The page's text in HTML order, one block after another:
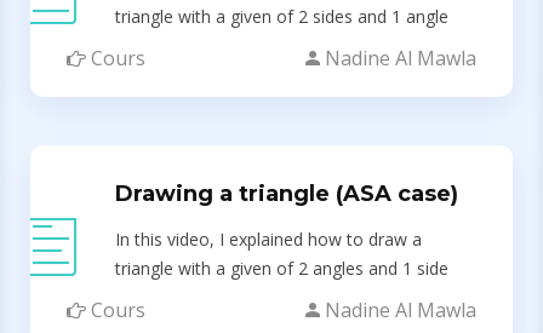
triangle with a given of 2 sides and 1 angle
Cours Nadine Al Mawla
Drawing a triangle (ASA case)
In this video, I explained how to draw a
triangle with a given of 2 angles and 1 side
Cours Nadine Al Mawla